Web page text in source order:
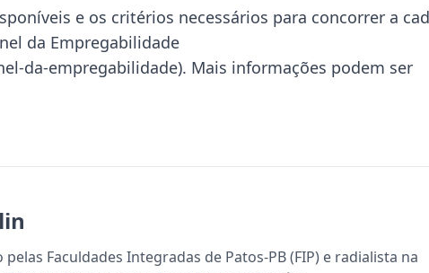
e os critérios necessários para concorrer a
da Empregabilidade
da-empregabilidade). Mais informações podem ser
Faculdades Integradas de Patos-PB (FIP) e radialista na